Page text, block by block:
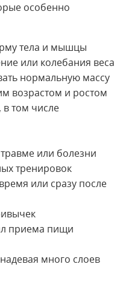
особенно
тела и мышцы
или колебания веса
нормальную массу
возрастом и ростом
том числе
или болезни
тренировок
или сразу после
приема пищи
много слоев